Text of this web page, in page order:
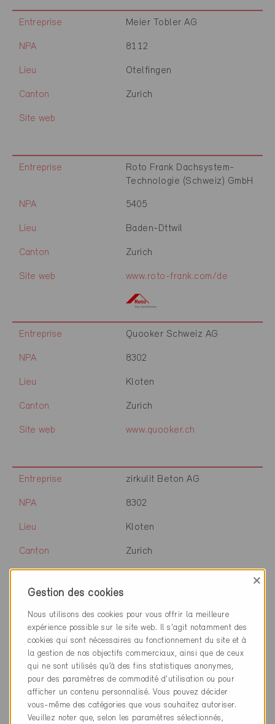
Entreprise Meier Tobler AG
NPA 8112
Lieu Otelfingen
Canton Zurich
Site web
Entreprise
Roto Frank Dachsystem-
Technologie (Schweiz) GmbH
NPA 5405
Lieu Baden-Dttwil
Canton Zurich
Site web www.roto-frank.com/de
Entreprise Quooker Schweiz AG
NPA 8302
Lieu Kloten
Canton Zurich
Site web www.quooker.ch
Entreprise zirkulit Beton AG
NPA 8302
Lieu Kloten
Canton Zurich
Entreprise Aereco SA
NPA
Lieu Marne la Vallée cedex 3
Canton
Site web www.aereco.ch
Gestion des cookies
×
Nous utilisons des cookies pour vous offrir la meilleure
expérience possible sur le site web. Il s'agit notamment des
cookies qui sont nécessaires au fonctionnement du site et à
la gestion de nos objectifs commerciaux, ainsi que de ceux
qui ne sont utilisés qu’à des fins statistiques anonymes,
pour des paramètres de commodité d’utilisation ou pour
afficher un contenu personnalisé. Vous pouvez décider
vous-même des catégories que vous souhaitez autoriser.
Veuillez noter que, selon les paramètres sélectionnés,